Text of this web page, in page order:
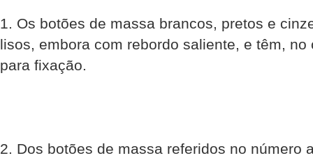
1. Os botões de massa brancos, pretos e
lisos, embora com rebordo saliente, e têm,
para fixação.
2. Dos botões de massa referidos no número